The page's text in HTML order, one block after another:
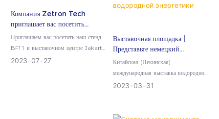
Компания Zetron Tech
приглашает вас посетить
Международную выставку
оборудования для
водоотведения в Индонезии,
Приглашаем вас посетить наш стенд
BF11 в выставочном центре Jakarta
International Expo (Индонезия), с
2023 07 27
Выставочная площадка |
Представьте немецкий
подземный водородный
Китайская (Пекинская)
международная выставка водородной
энергетики и топливных элементов
энергетики и топливных элементов)...
2023 03 31